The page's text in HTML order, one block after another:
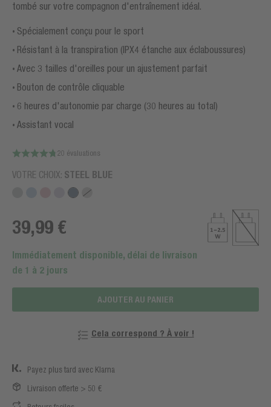
tombé sur votre compagnon d'entraînement idéal.
Spécialement conçu pour le sport
Résistant à la transpiration (IPX4 étanche aux éclaboussures)
Avec 3 tailles d'oreilles pour un ajustement parfait
Bouton de contrôle cliquable
6 heures d'autonomie par charge (30 heures au total)
Assistant vocal
20 évaluations
VOTRE CHOIX: STEEL BLUE
39,99 €
Immédiatement disponible, délai de livraison
de 1 à 2 jours
AJOUTER AU PANIER
Cela correspond ? À voir !
Payez plus tard avec Klarna
Livraison offerte > 50 €